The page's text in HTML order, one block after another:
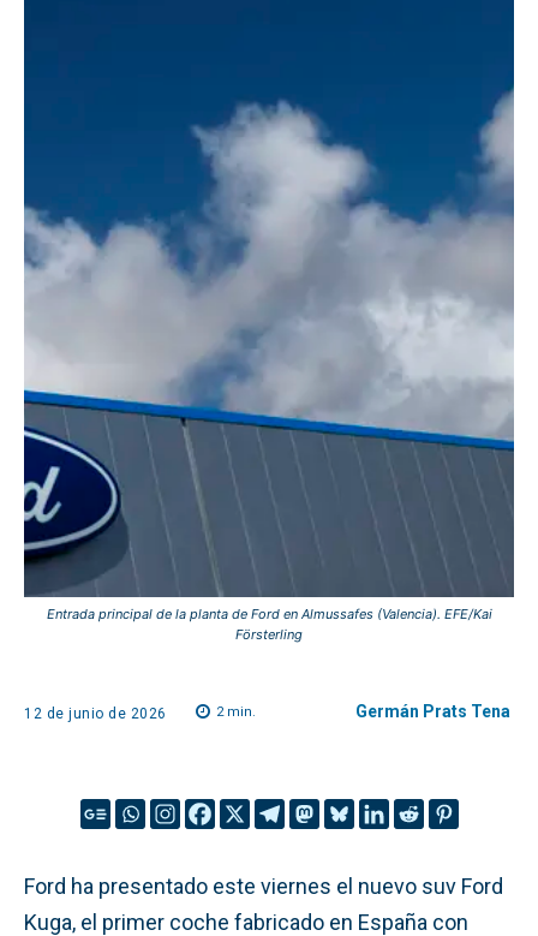
Entrada principal de la planta de Ford en Almussafes (Valencia). EFE/Kai
Försterling
12 de junio de 2026 2min. Germán Prats Tena
Ford ha presentado este viernes el nuevo suv Ford
Kuga, el primer coche fabricado en España con